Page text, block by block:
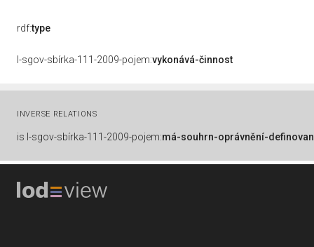
rdf:type
l-sgov-sbírka-111-2009-pojem:vykonává-činnost
INVERSE RELATIONS
is l-sgov-sbírka-111-2009-pojem:má-souhrn-oprávnění-